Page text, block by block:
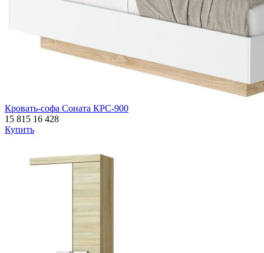
Кровать-софа Соната КРС-900
15 815 16 428
Купить